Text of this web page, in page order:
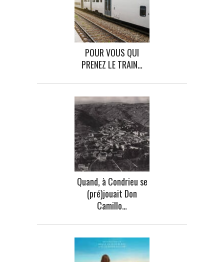
POUR VOUS QUI
PRENEZ LE TRAIN…
Quand, à Condrieu se
(pré)jouait Don
Camillo…